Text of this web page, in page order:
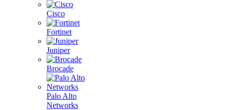
Cisco
Fortinet
Juniper
Brocade
Palo Alto
Networks